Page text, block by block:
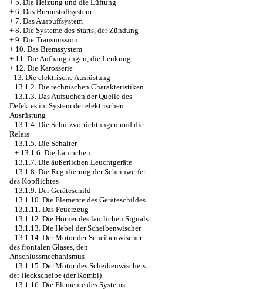
+ 5. Die Heizung und die Lüftung
+ 6. Das Brennstoffsystem
+ 7. Das Auspuffsystem
+ 8. Die Systeme des Starts, der Zündung
+ 9. Die Transmission
+ 10. Das Bremssystem
+ 11. Die Aufhängungen, die Lenkung
+ 12. Die Karosserie
- 13. Die elektrische Ausrüstung
13.1.2. Die technischen Charakteristiken
13.1.3. Das Aufsuchen der Quelle des
Defektes im System der elektrischen
Ausrüstung
13.1.4. Die Schutzvorrichtungen und die
Relais
13.1.5. Die Schalter
+ 13.1.6. Die Lämpchen
13.1.7. Die äußerlichen Leuchtgeräte
13.1.8. Die Regulierung der Scheinwerfer
des Kopflichtes
13.1.9. Der Geräteschild
13.1.10. Die Elemente des Geräteschildes
13.1.11. Das Feuerzeug
13.1.12. Die Hörner des lautlichen Signals
13.1.13. Die Hebel der Scheibenwischer
13.1.14. Der Motor der Scheibenwischer
des frontalen Glases, den
Anschlussmechanismus
13.1.15. Der Motor des Scheibenwischers
der Heckscheibe (der Kombi)
13.1.16. Die Elemente des Systems